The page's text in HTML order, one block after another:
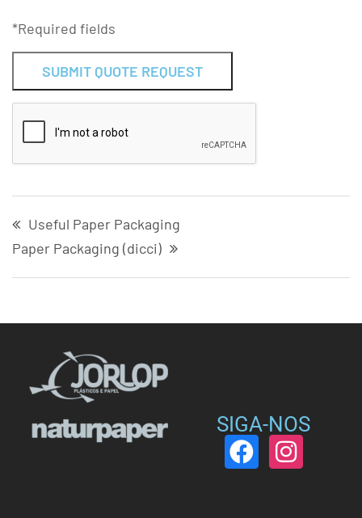
*Required fields
Useful Paper Packaging
Paper Packaging (dicci)
SIGA-NOS